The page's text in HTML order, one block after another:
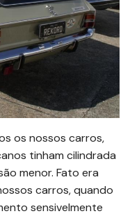
os nossos carros,
tinham cilindrada
menor. Fato era
carros, quando
sensivelmente